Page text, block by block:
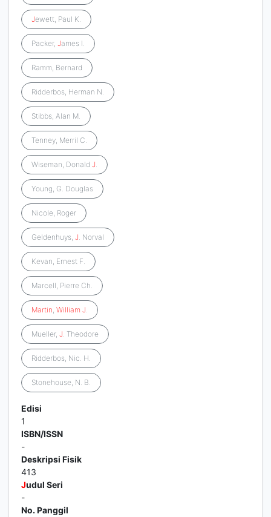
Jewett, Paul K.
Packer, James I.
Ramm, Bernard
Ridderbos, Herman N.
Stibbs, Alan M.
Tenney, Merril C.
Wiseman, Donald J.
Young, G. Douglas
Nicole, Roger
Geldenhuys, J. Norval
Kevan, Ernest F.
Marcell, Pierre Ch.
Martin, William J.
Mueller, J. Theodore
Ridderbos, Nic. H.
Stonehouse, N. B.
Edisi
1
ISBN/ISSN
-
Deskripsi Fisik
413
Judul Seri
-
No. Panggil